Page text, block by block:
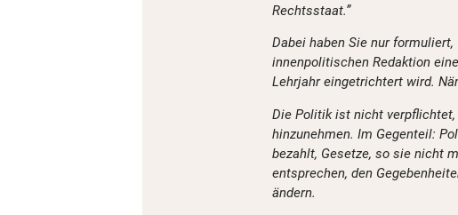
Rechtsstaat.”
Dabei haben Sie nur
innenpolitischen Redaktion
Lehrjahr eingetrichtert wird.
Die Politik ist nicht
hinzunehmen. Im Gegenteil:
bezahlt, Gesetze, so sie nicht
entsprechen, den
ändern.